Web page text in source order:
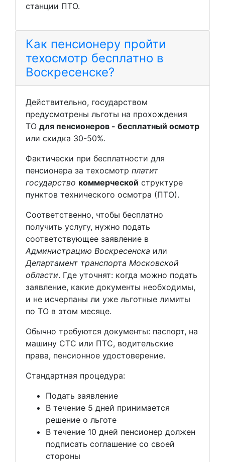
станции ПТО.
Как пенсионеру пройти
техосмотр бесплатно в
Воскресенске?
Действительно, государством
предусмотрены льготы на прохождения
ТО для пенсионеров - бесплатный осмотр
или скидка 30-50%.
Фактически при бесплатности для
пенсионера за техосмотр платит
государство коммерческой структуре
пунктов технического осмотра (ПТО).
Соответственно, чтобы бесплатно
получить услугу, нужно подать
соответствующее заявление в
Администрацию Воскресенска или
Департамент транспорта Московской
области. Где уточнят: когда можно подать
заявление, какие документы необходимы,
и не исчерпаны ли уже льготные лимиты
по ТО в этом месяце.
Обычно требуются документы: паспорт, на
машину СТС или ПТС, водительские
права, пенсионное удостоверение.
Стандартная процедура:
Подать заявление
В течение 5 дней принимается
решение о льготе
В течение 10 дней пенсионер должен
подписать соглашение со своей
стороны